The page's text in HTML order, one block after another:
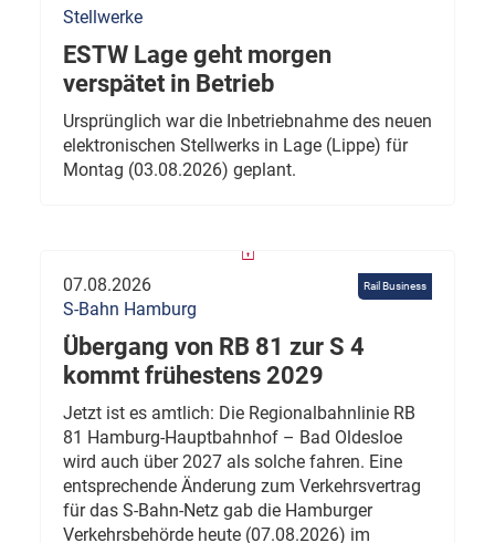
Stellwerke
ESTW Lage geht morgen
verspätet in Betrieb
Ursprünglich war die Inbetriebnahme des neuen
elektronischen Stellwerks in Lage (Lippe) für
Montag (03.08.2026) geplant.
Rail Business
07.08.2026
S-Bahn Hamburg
Übergang von RB 81 zur S 4
kommt frühestens 2029
Jetzt ist es amtlich: Die Regionalbahnlinie RB
81 Hamburg-Hauptbahnhof – Bad Oldesloe
wird auch über 2027 als solche fahren. Eine
entsprechende Änderung zum Verkehrsvertrag
für das S-Bahn-Netz gab die Hamburger
Verkehrsbehörde heute (07.08.2026) im